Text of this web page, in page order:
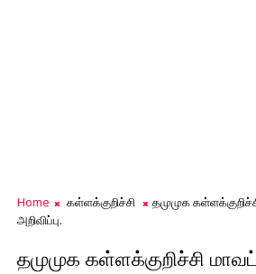
Home கள்ளக்குறிச்சி
தமுமுக
அறிவிப்பு.
தமுமுக கள்ளக்குறிச்சி